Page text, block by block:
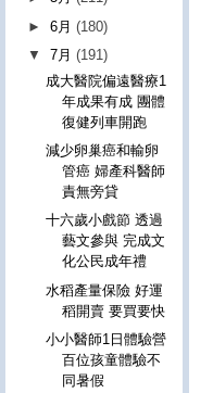
►6月(180)
▼7月(191)
成大醫院偏遠醫療1
年成果有成 團體
復健列車開跑
減少卵巢癌和輸卵
管癌 婦產科醫師
責無旁貸
十六歲小戲節 透過
藝文參與 完成文
化公民成年禮
水稻產量保險 好運
稻開賣 要買要快
小小醫師1日體驗營
百位孩童體驗不
同暑假